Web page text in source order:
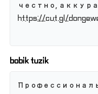
честно,
https://cut.gl/
bobik tuzik